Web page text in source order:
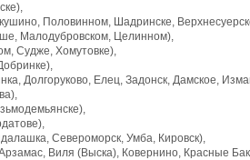
Половинном, Шадринске,
Малодубровском, Целинном),
Судже, Хомутовке),
Долгоруково, Елец, Задонск, Дамское,
Североморск, Умба, Кировск),
Виля (Выска), Ковернино, Красные